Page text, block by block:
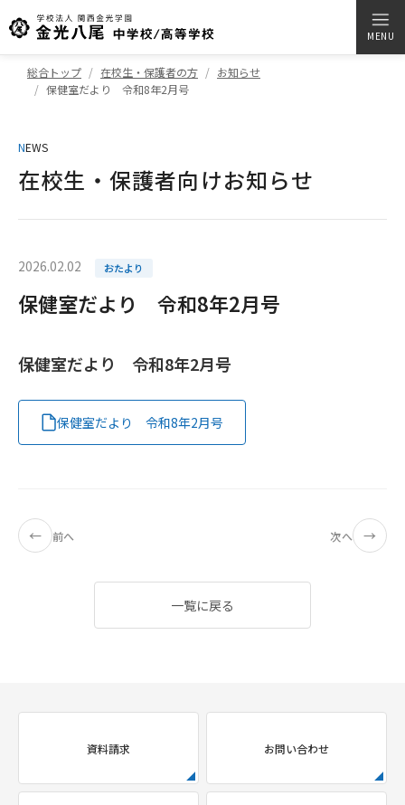
MENU
総合トップ 在校生・保護者の方
お知らせ
保健室だより 令和8年2月号
NEWS
在校生・保護者向けお知らせ
2026.02.02 おたより
保健室だより 令和8年2月号
保健室だより 令和8年2月号
保健室だより 令和8年2月号
← 前へ 次へ →
一覧に戻る
資料請求 お問い合わせ